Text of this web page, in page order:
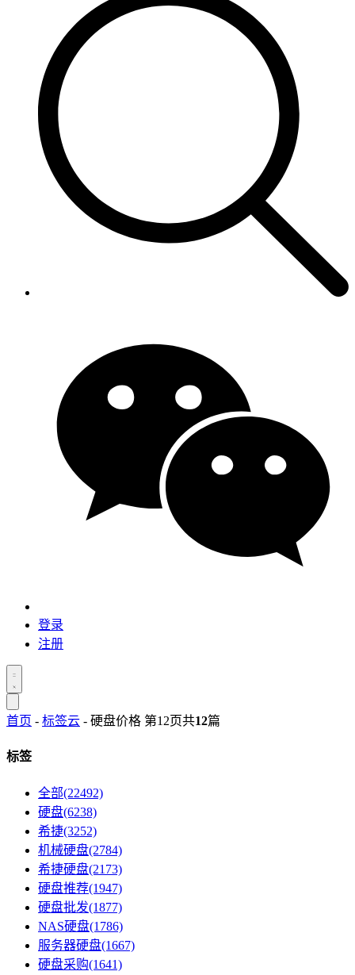
登录
注册
首页 - 标签云 - 硬盘价格 第12页共12篇
标签
全部(22492)
硬盘(6238)
希捷(3252)
机械硬盘(2784)
希捷硬盘(2173)
硬盘推荐(1947)
硬盘批发(1877)
NAS硬盘(1786)
服务器硬盘(1667)
硬盘采购(1641)